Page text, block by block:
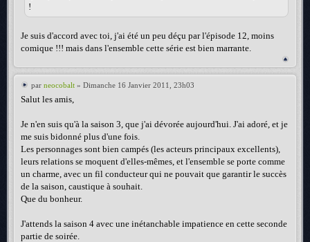
!
Je suis d'accord avec toi, j'ai été un peu déçu par l'épisode 12, moins
comique !!! mais dans l'ensemble cette série est bien marrante.
par neocobalt » Dimanche 16 Janvier 2011, 23h03
Salut les amis,
Je n'en suis qu'à la saison 3, que j'ai dévorée aujourd'hui. J'ai adoré, et je
me suis bidonné plus d'une fois.
Les personnages sont bien campés (les acteurs principaux excellents),
leurs relations se moquent d'elles-mêmes, et l'ensemble se porte comme
un charme, avec un fil conducteur qui ne pouvait que garantir le succès
de la saison, caustique à souhait.
Que du bonheur.
J'attends la saison 4 avec une inétanchable impatience en cette seconde
partie de soirée.